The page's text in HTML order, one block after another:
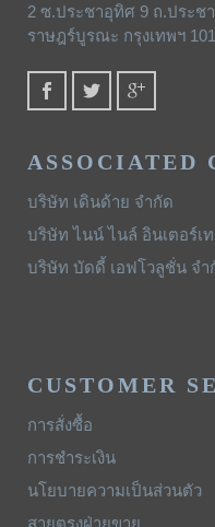
2 ซ.ประชาอุทิศ 9 ถ.ประช
ราษฎร์บูรณะ กรุงเทพฯ
ASSOCIATED
บริษัท เดินด้าย จำกัด
บริษัท ไนน์ ไนล์ อินเตอร์เ
บริษัท บัดดี้ เอฟโวลูชั่น จำ
CUSTOMER
การสั่งซื้อ
การชำระเงิน
นโยบายความเป็นส่วนตัว
สายตรงฝ่ายขาย